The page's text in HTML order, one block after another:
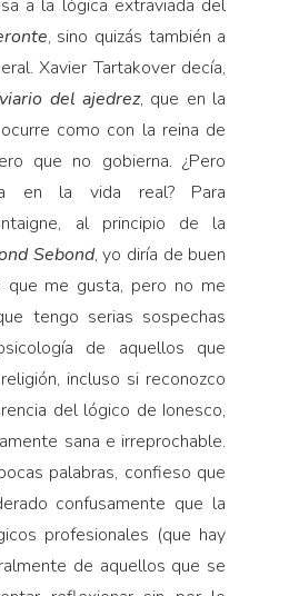
a la lógica extraviada del
, sino quizás también a
Xavier Tartakover decía,
del ajedrez, que en la
como con la reina de
que no gobierna. ¿Pero
en la vida real? Para
al principio de la
Sebond, yo diría de buen
me gusta, pero no me
tengo serias sospechas
de aquellos que
incluso si reconozco
del lógico de Ionesco,
sana e irreprochable.
palabras, confieso que
confusamente que la
profesionales (que hay
de aquellos que se